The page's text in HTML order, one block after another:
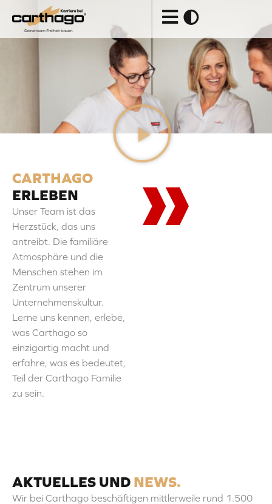
Inhalt
springen
CARTHAGO
ERLEBEN
Unser Team ist das
Herzstück, das uns
antreibt. Die familiäre
Atmosphäre und die
Menschen stehen im
Zentrum unserer
Unternehmenskultur.
Lerne uns kennen, erlebe,
was Carthago so
einzigartig macht und
erfahre, was es bedeutet,
Teil der Carthago Familie
zu sein.
AKTUELLES UND NEWS.
Wir bei Carthago beschäftigen mittlerweile rund 1.500